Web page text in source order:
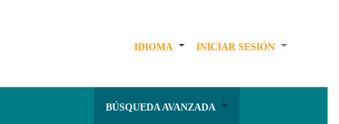
IDIOMA INICIAR SESIÓN
BÚSQUEDA AVANZADA